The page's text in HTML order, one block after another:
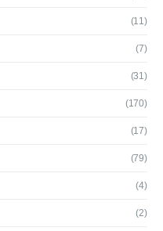
(11)
(7)
(31)
(170)
(17)
(79)
(4)
(2)